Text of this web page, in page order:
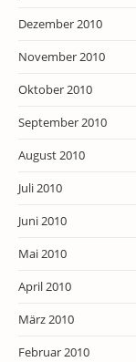
Dezember 2010
November 2010
Oktober 2010
September 2010
August 2010
Juli 2010
Juni 2010
Mai 2010
April 2010
März 2010
Februar 2010